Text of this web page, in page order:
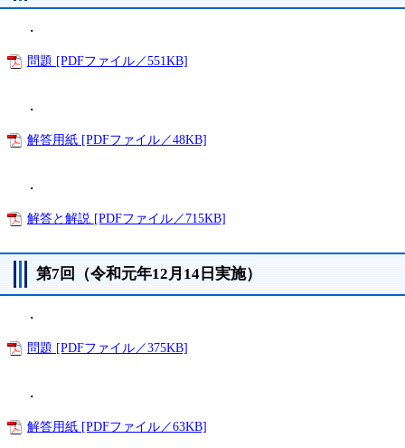
・
問題 [PDFファイル／551KB]
・
解答用紙 [PDFファイル／48KB]
・
解答と解説 [PDFファイル／715KB]
第7回（令和元年12月14日実施）
・
問題 [PDFファイル／375KB]
・
解答用紙 [PDFファイル／63KB]